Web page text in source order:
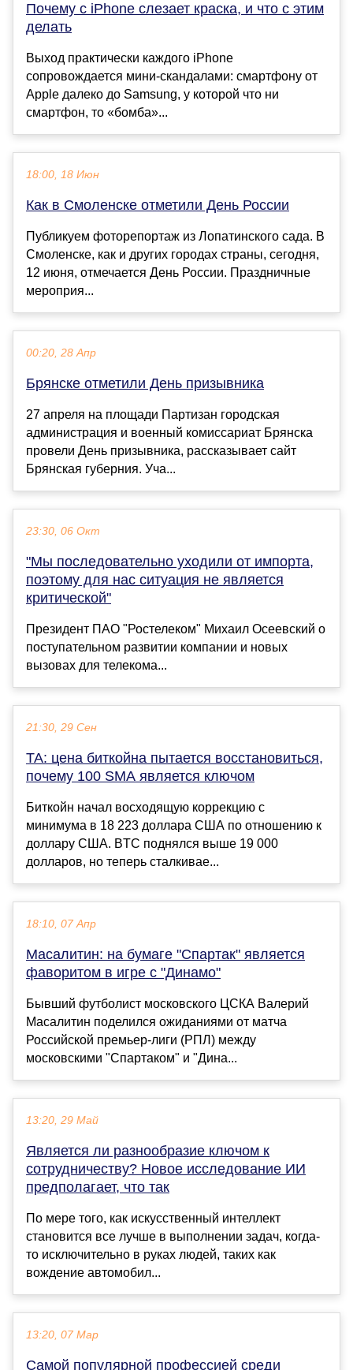
Почему с iPhone слезает краска, и что с этим
делать
Выход практически каждого iPhone
сопровождается мини-скандалами: смартфону от
Apple далеко до Samsung, у которой что ни
смартфон, то «бомба»...
18:00, 18 Июн
Как в Смоленске отметили День России
Публикуем фоторепортаж из Лопатинского сада. В
Смоленске, как и других городах страны, сегодня,
12 июня, отмечается День России. Праздничные
мероприя...
00:20, 28 Апр
Брянске отметили День призывника
27 апреля на площади Партизан городская
администрация и военный комиссариат Брянска
провели День призывника, рассказывает сайт
Брянская губерния. Уча...
23:30, 06 Окт
"Мы последовательно уходили от импорта,
поэтому для нас ситуация не является
критической"
Президент ПАО "Ростелеком" Михаил Осеевский о
поступательном развитии компании и новых
вызовах для телекома...
21:30, 29 Сен
TA: цена биткойна пытается восстановиться,
почему 100 SMA является ключом
Биткойн начал восходящую коррекцию с
минимума в 18 223 доллара США по отношению к
доллару США. BTC поднялся выше 19 000
долларов, но теперь сталкивае...
18:10, 07 Апр
Масалитин: на бумаге "Спартак" является
фаворитом в игре с "Динамо"
Бывший футболист московского ЦСКА Валерий
Масалитин поделился ожиданиями от матча
Российской премьер-лиги (РПЛ) между
московскими "Спартаком" и "Дина...
13:20, 29 Май
Является ли разнообразие ключом к
сотрудничеству? Новое исследование ИИ
предполагает, что так
По мере того, как искусственный интеллект
становится все лучше в выполнении задач, когда-
то исключительно в руках людей, таких как
вождение автомобил...
13:20, 07 Мар
Самой популярной профессией среди